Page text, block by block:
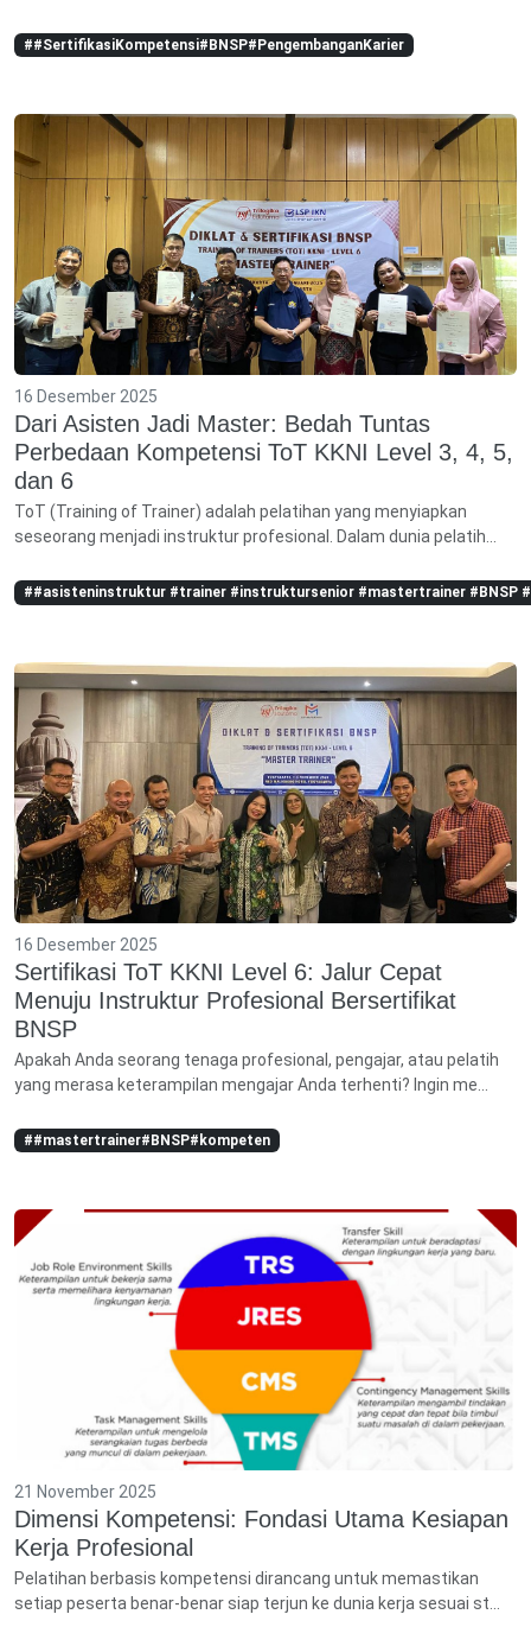
##SertifikasiKompetensi#BNSP#PengembanganKarier
16 Desember 2025
Dari Asisten Jadi Master: Bedah Tuntas
Perbedaan Kompetensi ToT KKNI Level 3, 4, 5,
dan 6
ToT (Training of Trainer) adalah pelatihan yang menyiapkan
seseorang menjadi instruktur profesional. Dalam dunia pelatih...
##asisteninstruktur #trainer #instruktursenior #mastertrainer #BNSP
16 Desember 2025
Sertifikasi ToT KKNI Level 6: Jalur Cepat
Menuju Instruktur Profesional Bersertifikat
BNSP
Apakah Anda seorang tenaga profesional, pengajar, atau pelatih
yang merasa keterampilan mengajar Anda terhenti? Ingin me...
##mastertrainer#BNSP#kompeten
21 November 2025
Dimensi Kompetensi: Fondasi Utama Kesiapan
Kerja Profesional
Pelatihan berbasis kompetensi dirancang untuk memastikan
setiap peserta benar-benar siap terjun ke dunia kerja sesuai st...